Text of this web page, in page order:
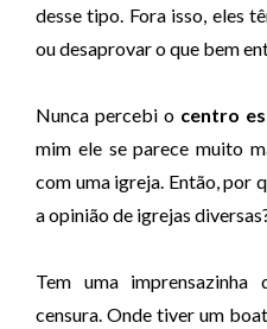
desse tipo. Fora isso, eles
ou desaprovar o que bem
Nunca percebi o centro
mim ele se parece muito
com uma igreja. Então, por
a opinião de igrejas
Tem uma
censura. Onde tiver um